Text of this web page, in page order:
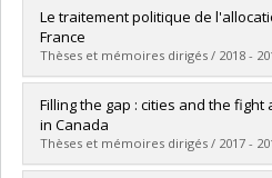
Graduate :Richard, Alexis
Cycle :
Grade :M. Sc.
Lien vers le document dans
Le traitement politique de
France
Thèses et mémoires dirigés / 2018 -
Graduate :Guatieri, Quentin
Cycle :Master's
Grade :M.A.
Lien vers le document dans
Filling the gap : cities and the
in Canada
Thèses et mémoires dirigés / 2017 -